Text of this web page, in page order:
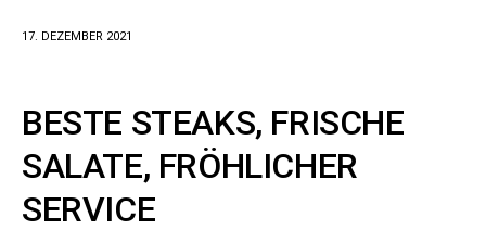
17. DEZEMBER 2021
BESTE STEAKS, FRISCHE
SALATE, FRÖHLICHER
SERVICE